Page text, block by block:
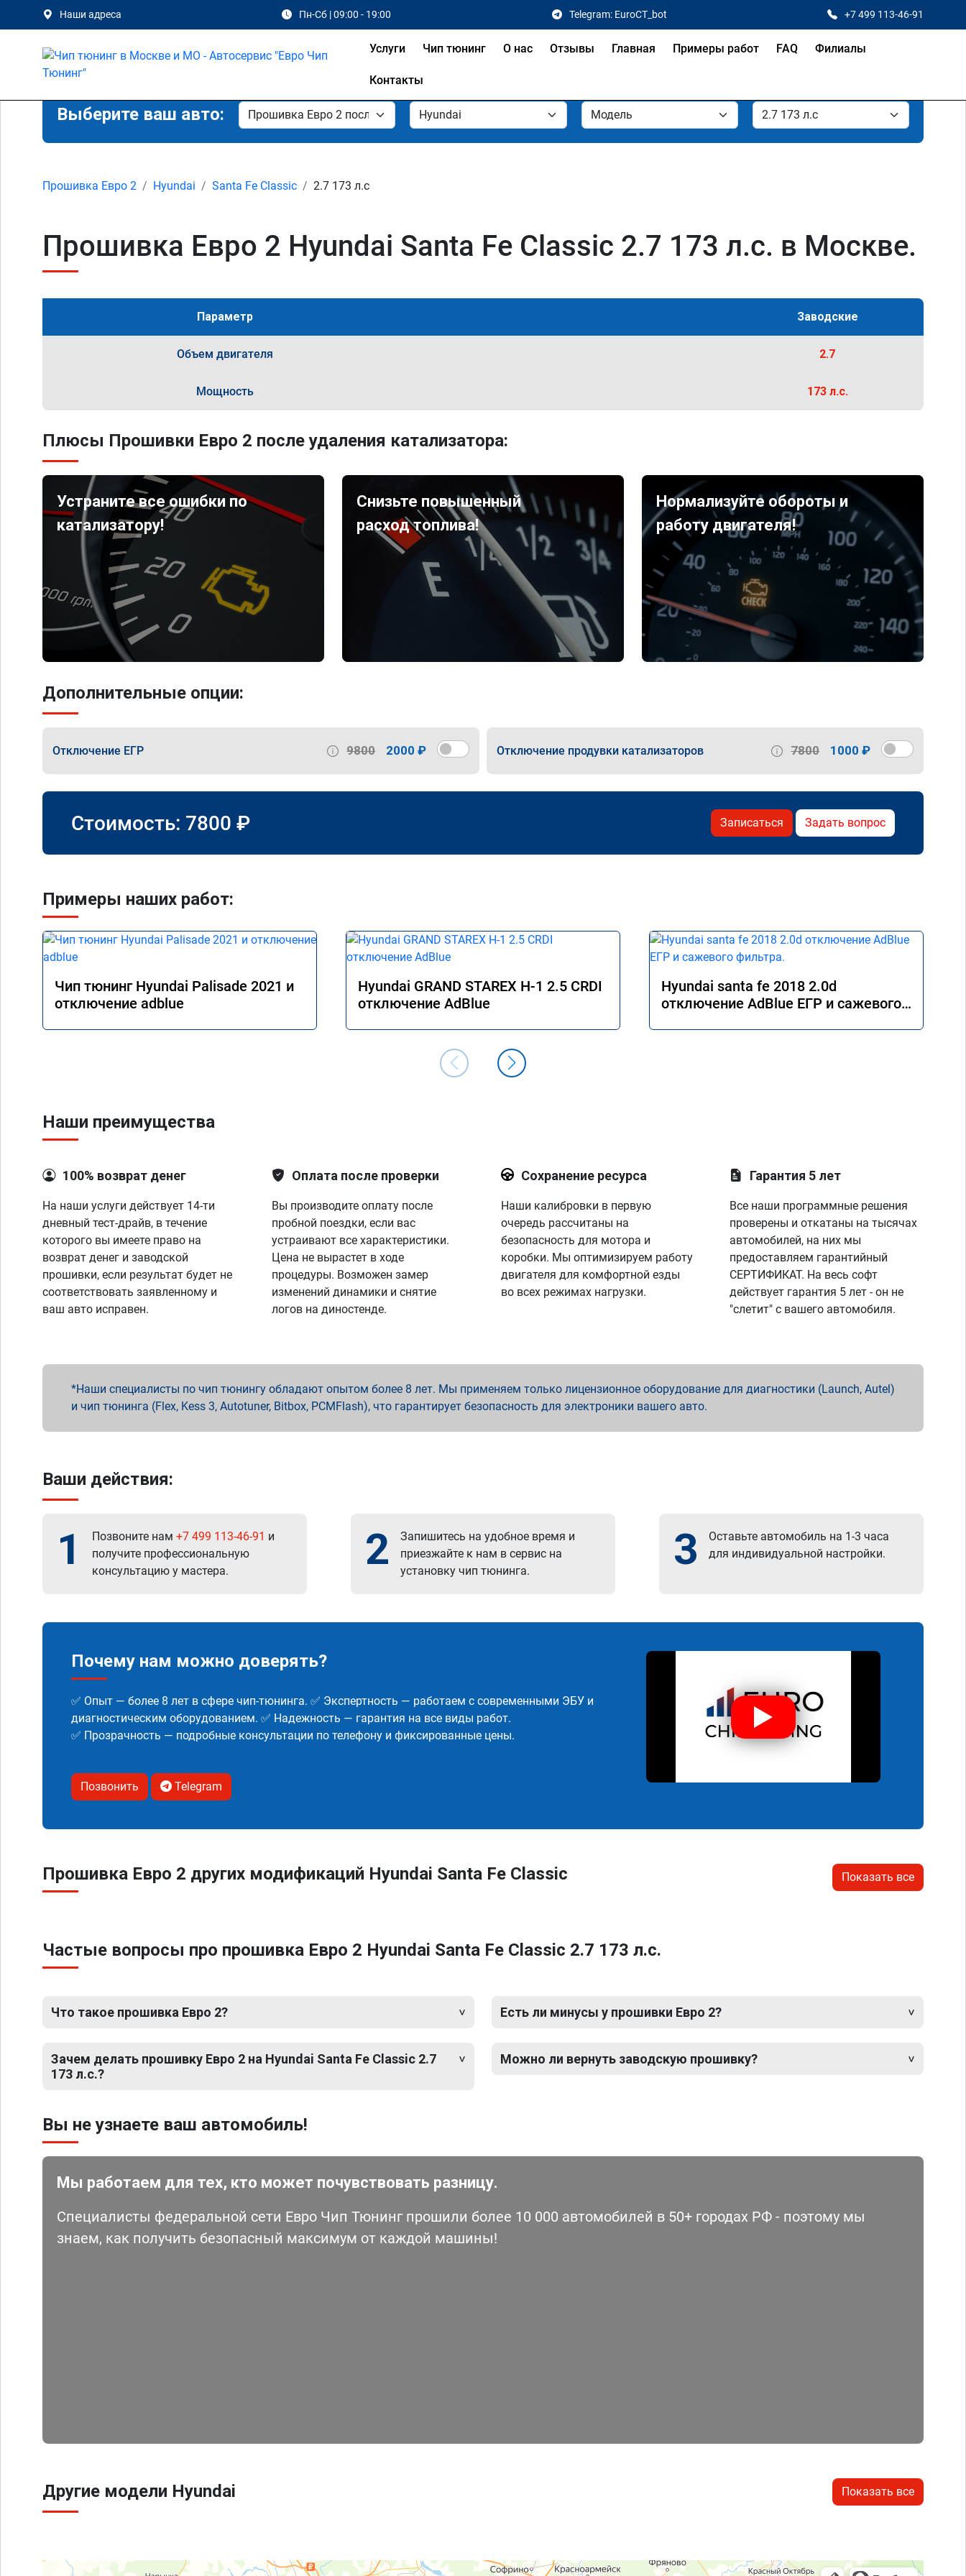
Наши адреса Пн-Сб | 09:00 - 19:00 Telegram: EuroCT_bot +7 499 113-46-91
Услуги Чип тюнинг О нас Отзывы Главная Примеры работ FAQ Филиалы
Контакты
Выберите ваш авто:
Прошивка Евро 2 Hyundai Santa Fe Classic 2.7 173 л.с
Прошивка Евро 2 Hyundai Santa Fe Classic 2.7 173 л.с. в Москве.
Параметр Заводские
Объем двигателя 2.7
Мощность 173 л.с.
Плюсы Прошивки Евро 2 после удаления катализатора:
Устраните все ошибки по
катализатору!
Снизьте повышенный
расход топлива!
Нормализуйте обороты и
работу двигателя!
Дополнительные опции:
Отключение ЕГР 9800 2000 ₽ Отключение продувки катализаторов 7800 1000 ₽
Стоимость: 7800 ₽ Записаться Задать вопрос
Примеры наших работ:
Чип тюнинг Hyundai Palisade 2021 и
отключение adblue
Hyundai GRAND STAREX H-1 2.5 CRDI
отключение AdBlue
Hyundai santa fe 2018 2.0d
отключение AdBlue ЕГР и сажевого
Наши преимущества
100% возврат денег
На наши услуги действует 14-ти
дневный тест-драйв, в течение
которого вы имеете право на
возврат денег и заводской
прошивки, если результат будет не
соответствовать заявленному и
ваш авто исправен.
Оплата после проверки
Вы производите оплату после
пробной поездки, если вас
устраивают все характеристики.
Цена не вырастет в ходе
процедуры. Возможен замер
изменений динамики и снятие
логов на диностенде.
Сохранение ресурса
Наши калибровки в первую
очередь рассчитаны на
безопасность для мотора и
коробки. Мы оптимизируем работу
двигателя для комфортной езды
во всех режимах нагрузки.
Гарантия 5 лет
Все наши программные решения
проверены и откатаны на тысячах
автомобилей, на них мы
предоставляем гарантийный
СЕРТИФИКАТ. На весь софт
действует гарантия 5 лет - он не
"слетит" с вашего автомобиля.
Наши специалисты по чип тюнингу обладают опытом более 8 лет. Мы применяем только лицензионное оборудование для диагностики (Launch, Autel)
и чип тюнинга (Flex, Kess 3, Autotuner, Bitbox, PCMFlash), что гарантирует безопасность для электроники вашего авто.
Ваши действия:
1 Позвоните нам +7 499 113-46-91 и
получите профессиональную
консультацию у мастера.
2
Запишитесь на удобное время и
приезжайте к нам в сервис на
установку чип тюнинга.
3
Оставьте автомобиль на 1-3 часа
для индивидуальной настройки.
Почему нам можно доверять?
✅ Опыт — более 8 лет в сфере чип-тюнинга. ✅ Экспертность — работаем с современными ЭБУ и
диагностическим оборудованием. ✅ Надежность — гарантия на все виды работ.
✅ Прозрачность — подробные консультации по телефону и фиксированные цены.
Позвонить Telegram
Прошивка Евро 2 других модификаций Hyundai Santa Fe Classic Показать все
Частые вопросы про прошивка Евро 2 Hyundai Santa Fe Classic 2.7 173 л.с.
Что такое прошивка Евро 2?
Зачем делать прошивку Евро 2 на Hyundai Santa Fe Classic 2.7
173 л.с.?
Есть ли минусы у прошивки Евро 2?
Можно ли вернуть заводскую прошивку?
Вы не узнаете ваш автомобиль!
Мы работаем для тех, кто может почувствовать разницу.
Специалисты федеральной сети Евро Чип Тюнинг прошили более 10 000 автомобилей в 50+ городах РФ - поэтому мы
знаем, как получить безопасный максимум от каждой машины!
Другие модели Hyundai Показать все